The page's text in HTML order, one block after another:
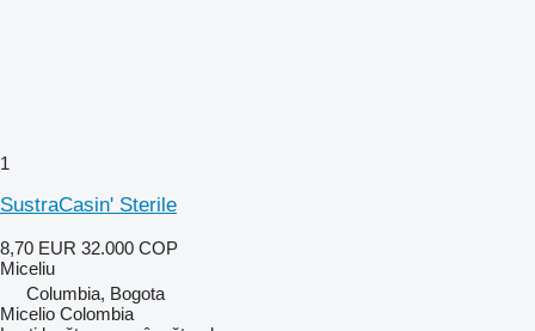
1
SustraCasin' Sterile
8,70 EUR 32.000 COP
Miceliu
Columbia, Bogota
Micelio Colombia